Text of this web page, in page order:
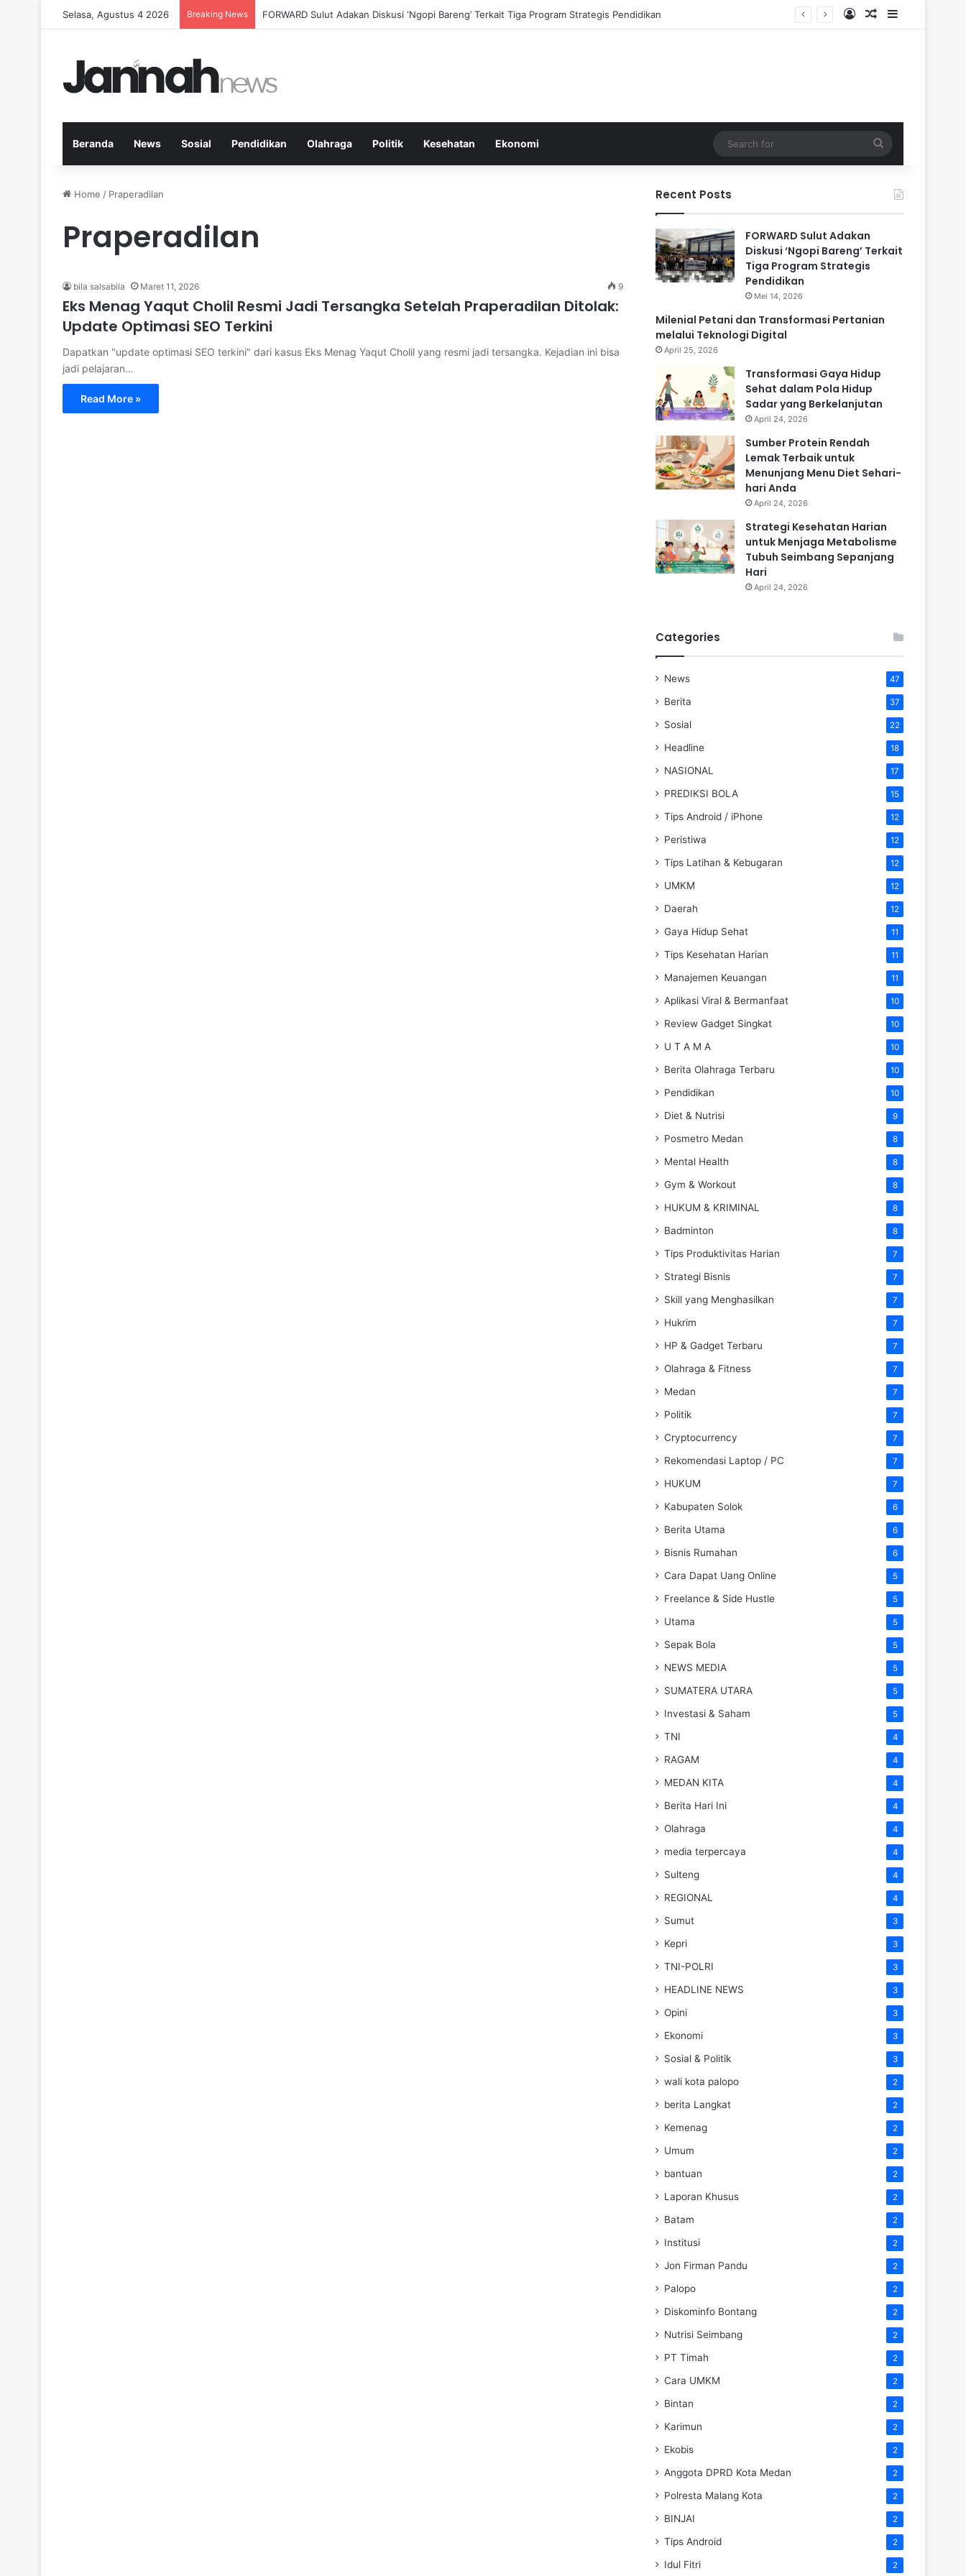
Selasa, Agustus 4 2026 Breaking News Milenial Petani dan Transformasi Pertanian melalui Teknologi Digital Log InRandom Article
Sidebar
Beranda News Sosial Pendidikan Olahraga Politik Kesehatan Ekonomi
for
Home / Praperadilan
Praperadilan
bila salsabila Maret 11, 2026 9
Eks Menag Yaqut Cholil Resmi Jadi Tersangka Setelah Praperadilan Ditolak:
Update Optimasi SEO Terkini
Dapatkan "update optimasi SEO terkini" dari kasus Eks Menag Yaqut Cholil yang resmi jadi tersangka. Kejadian ini bisa
jadi pelajaran…
Read More »
Recent Posts
FORWARD Sulut Adakan
Diskusi ‘Ngopi Bareng’ Terkait
Tiga Program Strategis
Pendidikan
Mei 14, 2026
Milenial Petani dan Transformasi Pertanian
melalui Teknologi Digital
April 25, 2026
Transformasi Gaya Hidup
Sehat dalam Pola Hidup
Sadar yang Berkelanjutan
April 24, 2026
Sumber Protein Rendah
Lemak Terbaik untuk
Menunjang Menu Diet Sehari-
hari Anda
April 24, 2026
Strategi Kesehatan Harian
untuk Menjaga Metabolisme
Tubuh Seimbang Sepanjang
Hari
April 24, 2026
Categories
News 47
Berita 37
Sosial 22
Headline 18
NASIONAL 17
PREDIKSI BOLA 15
Tips Android / iPhone 12
Peristiwa 12
Tips Latihan & Kebugaran 12
UMKM 12
Daerah 12
Gaya Hidup Sehat 11
Tips Kesehatan Harian 11
Manajemen Keuangan 11
Aplikasi Viral & Bermanfaat 10
Review Gadget Singkat 10
U T A M A 10
Berita Olahraga Terbaru 10
Pendidikan 10
Diet & Nutrisi 9
Posmetro Medan 8
Mental Health 8
Gym & Workout 8
HUKUM & KRIMINAL 8
Badminton 8
Tips Produktivitas Harian 7
Strategi Bisnis 7
Skill yang Menghasilkan 7
Hukrim 7
HP & Gadget Terbaru 7
Olahraga & Fitness 7
Medan 7
Politik 7
Cryptocurrency 7
Rekomendasi Laptop / PC 7
HUKUM 7
Kabupaten Solok 6
Berita Utama 6
Bisnis Rumahan 6
Cara Dapat Uang Online 5
Freelance & Side Hustle 5
Utama 5
Sepak Bola 5
NEWS MEDIA 5
SUMATERA UTARA 5
Investasi & Saham 5
TNI 4
RAGAM 4
MEDAN KITA 4
Berita Hari Ini 4
Olahraga 4
media terpercaya 4
Sulteng 4
REGIONAL 4
Sumut 3
Kepri 3
TNI-POLRI 3
HEADLINE NEWS 3
Opini 3
Ekonomi 3
Sosial & Politik 3
wali kota palopo 2
berita Langkat 2
Kemenag 2
Umum 2
bantuan 2
Laporan Khusus 2
Batam 2
Institusi 2
Jon Firman Pandu 2
Palopo 2
Diskominfo Bontang 2
Nutrisi Seimbang 2
PT Timah 2
Cara UMKM 2
Bintan 2
Karimun 2
Ekobis 2
Anggota DPRD Kota Medan 2
Polresta Malang Kota 2
BINJAI 2
Tips Android 2
Idul Fitri 2